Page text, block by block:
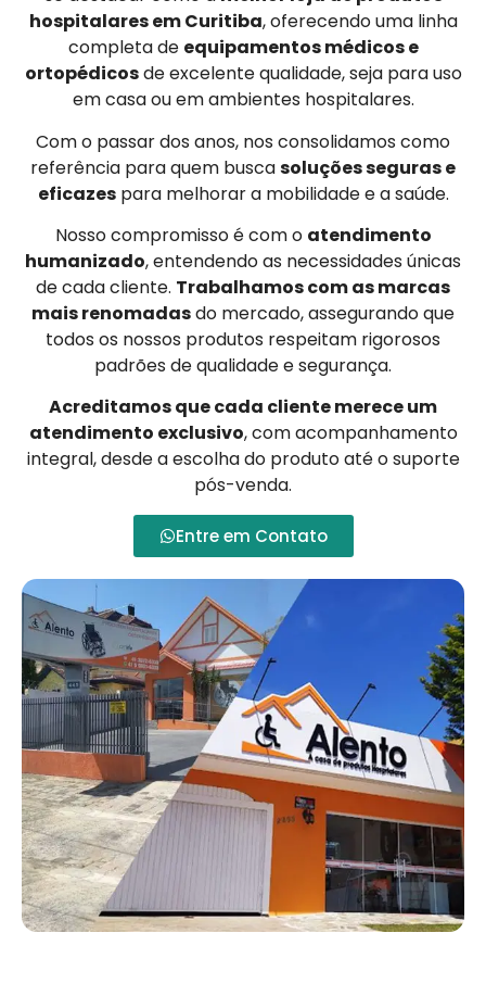
hospitalares em Curitiba, oferecendo uma linha
completa de equipamentos médicos e
ortopédicosde excelente qualidade, seja para uso
em casa ou em ambientes hospitalares.
Com o passar dos anos, nos consolidamos como
referência para quem buscasoluções seguras e
eficazespara melhorar a mobilidade e a saúde.
Nosso compromisso é com o atendimento
humanizado, entendendo as necessidades únicas
de cada cliente. Trabalhamos com as marcas
mais renomadasdo mercado, assegurando que
todos os nossos produtos respeitam rigorosos
padrões de qualidade e segurança.
Acreditamos que cada cliente merece um
atendimento exclusivo, com acompanhamento
integral, desde a escolha do produto até o suporte
pós-venda.
Entre em Contato